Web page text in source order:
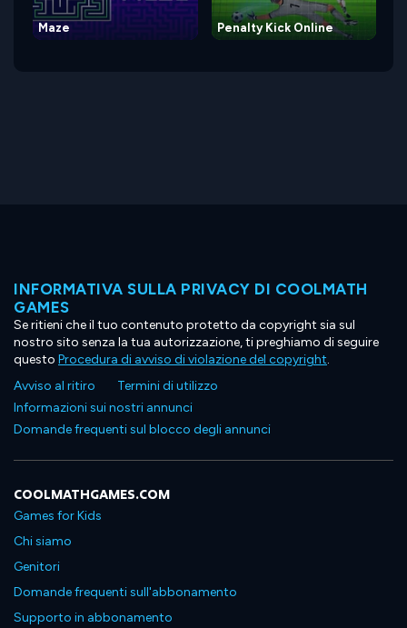
Maze Penalty Kick Online
INFORMATIVA SULLA PRIVACY DI COOLMATH
GAMES
Se ritieni che il tuo contenuto protetto da copyright sia sul
nostro sito senza la tua autorizzazione, ti preghiamo di seguire
questo Procedura di avviso di violazione del copyright.
Avviso al ritiro
Termini di utilizzo
Informazioni sui nostri annunci
Domande frequenti sul blocco degli annunci
COOLMATHGAMES.COM
Games for Kids
Chi siamo
Genitori
Domande frequenti sull'abbonamento
Supporto in abbonamento